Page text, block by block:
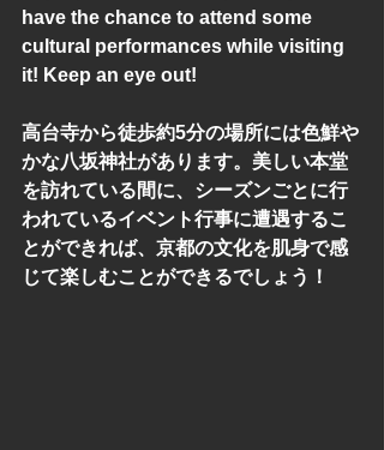
have the chance to attend some
cultural performances while visiting
it! Keep an eye out!
高台寺から徒歩約5分の場所には色鮮や
かな八坂神社があります。美しい本堂
を訪れている間に、シーズンごとに行
われているイベント行事に遭遇するこ
とができれば、京都の文化を肌身で感
じて楽しむことができるでしょう！